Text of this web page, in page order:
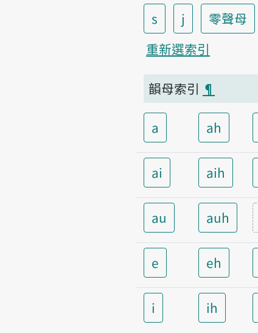
s
j
零聲母
重新選索引
韻母索引 ¶
a ah
ai aih
au auh
e eh
i ih